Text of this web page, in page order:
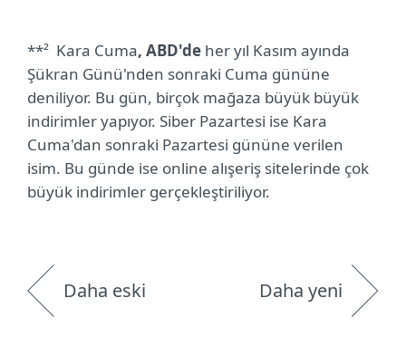
**² Kara Cuma, ABD'de her yıl Kasım ayında
Şükran Günü'nden sonraki Cuma gününe
deniliyor. Bu gün, birçok mağaza büyük büyük
indirimler yapıyor. Siber Pazartesi ise Kara
Cuma'dan sonraki Pazartesi gününe verilen
isim. Bu günde ise online alışeriş sitelerinde çok
büyük indirimler gerçekleştiriliyor.
Daha eski Daha yeni